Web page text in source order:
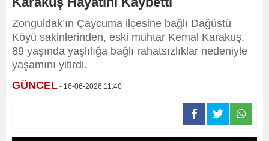
Zonguldak’ın Çaycuma ilçesine bağlı Dağüstü
Köyü sakinlerinden, eski muhtar Kemal Karakuş,
89 yaşında yaşlılığa bağlı rahatsızlıklar nedeniyle
yaşamını yitirdi.
GÜNCEL - 16-06-2026 11:40